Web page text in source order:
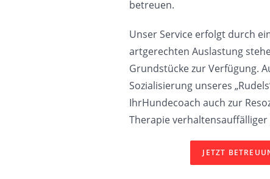
betreuen.
Unser Service erfolgt durch
artgerechten Auslastung
Grundstücke zur Verfügung.
Sozialisierung unseres
IhrHundecoach auch zur
Therapie verhaltensauffälliger
JETZT